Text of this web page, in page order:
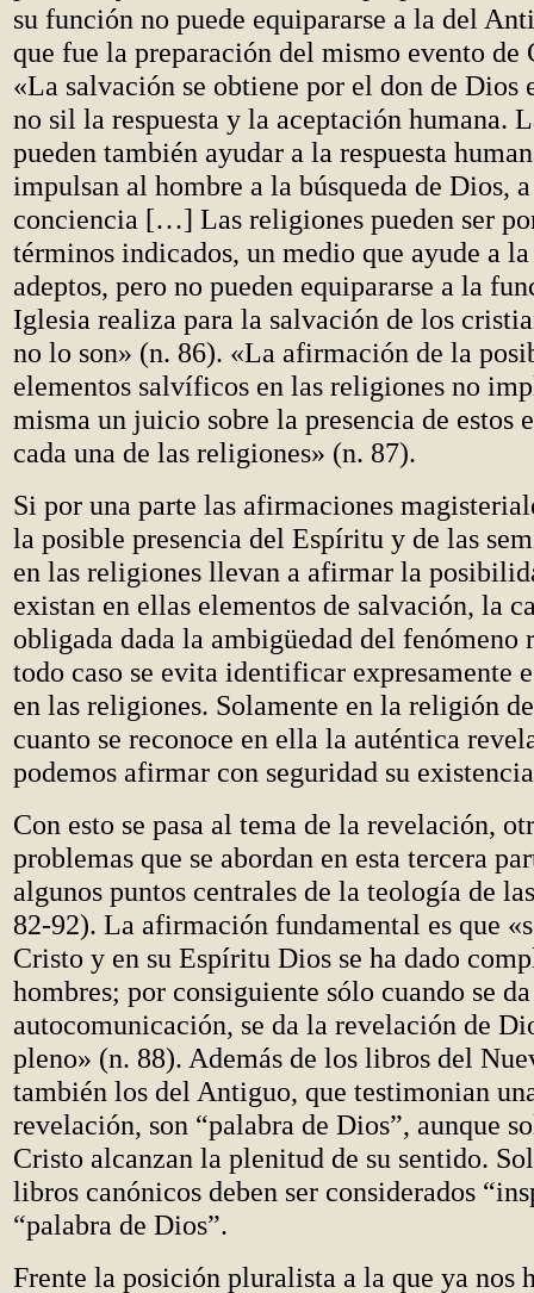
su función no puede equipararse a la del
que fue la preparación del mismo evento de
«La salvación se obtiene por el don de Dios
no sil la respuesta y la aceptación humana.
pueden también ayudar a la respuesta
impulsan al hombre a la búsqueda de Dios,
conciencia […] Las religiones pueden ser
términos indicados, un medio que ayude a
adeptos, pero no pueden equipararse a la
Iglesia realiza para la salvación de los
no lo son» (n. 86). «La afirmación de la
elementos salvíficos en las religiones no
misma un juicio sobre la presencia de estos
cada una de las religiones» (n. 87).
Si por una parte las afirmaciones
la posible presencia del Espíritu y de las
en las religiones llevan a afirmar la
existan en ellas elementos de salvación, la
obligada dada la ambigüedad del fenómeno
todo caso se evita identificar expresamente
en las religiones. Solamente en la religión
cuanto se reconoce en ella la auténtica
podemos afirmar con seguridad su
Con esto se pasa al tema de la revelación,
problemas que se abordan en esta tercera
algunos puntos centrales de la teología de
82-92). La afirmación fundamental es que
Cristo y en su Espíritu Dios se ha dado
hombres; por consiguiente sólo cuando se
autocomunicación, se da la revelación de
pleno» (n. 88). Además de los libros del
también los del Antiguo, que testimonian
revelación, son “palabra de Dios”, aunque
Cristo alcanzan la plenitud de su sentido.
libros canónicos deben ser considerados
“palabra de Dios”.
Frente la posición pluralista a la que ya nos